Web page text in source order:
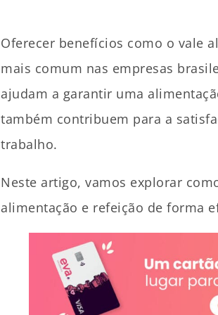
Oferecer benefícios como o vale
mais comum nas empresas
ajudam a garantir uma
também contribuem para a
trabalho.
Neste artigo, vamos explorar
alimentação e refeição de forma